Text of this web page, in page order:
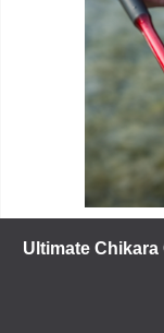
Ultimate Chikara